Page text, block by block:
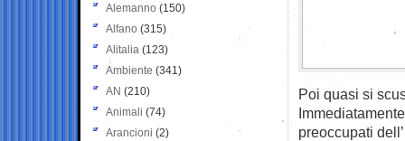
Poi quasi si
preoccupati
Alemanno (150)
Alfano (315)
Alitalia (123)
Ambiente (341)
AN (210)
Animali (74)
Arancioni (2)